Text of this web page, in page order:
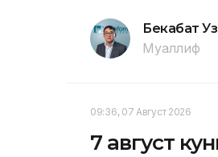
Бекабат
Муаллиф
09:36, 07 Август 2026
7 август